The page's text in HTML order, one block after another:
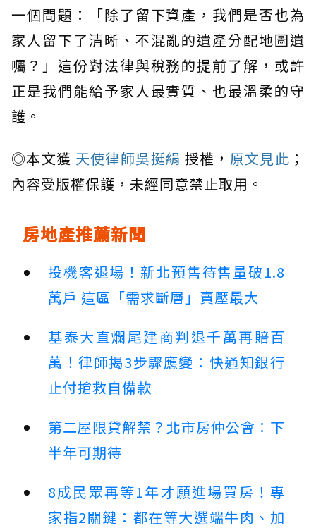
一個問題：「除了留下資產，我們是否也為
家人留下了清晰、不混亂的遺產分配地圖遺
囑？」這份對法律與稅務的提前了解，或許
正是我們能給予家人最實質、也最溫柔的守
護。
◎本文獲 天使律師吳挺絹 授權， 原文見此 ；
內容受版權保護，未經同意禁止取用。
房地產推薦新聞
投機客退場！新北預售待售量破1.8
萬戶 這區「需求斷層」賣壓最大
基泰大直爛尾建商判退千萬再賠百
萬！律師揭3步驟應變：快通知銀行
止付搶救自備款
第二屋限貸解禁？北市房仲公會：下
半年可期待
8成民眾再等1年才願進場買房！專
家指2關鍵：都在等大選端牛肉、加